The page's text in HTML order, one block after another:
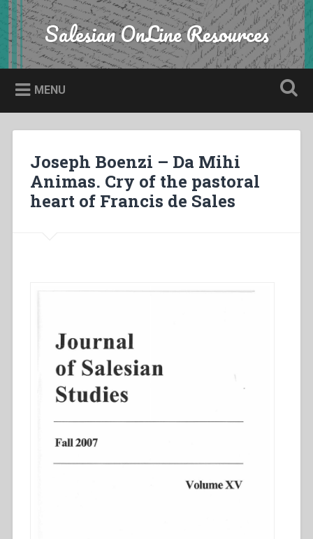
Skip
to
content
Search Salesian OnLine Resources
MENU
Joseph Boenzi – Da Mihi
Animas. Cry of the pastoral
heart of Francis de Sales